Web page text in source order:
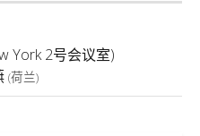
York 2号会议室)
(荷兰)